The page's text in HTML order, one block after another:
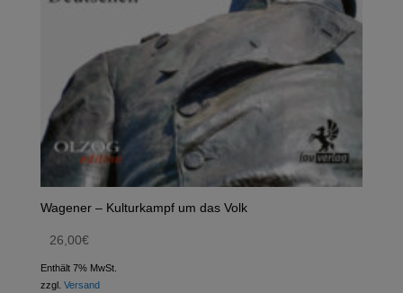
Wagener – Kulturkampf um das Volk
26,00€
Enthält 7% MwSt.
zzgl. Versand